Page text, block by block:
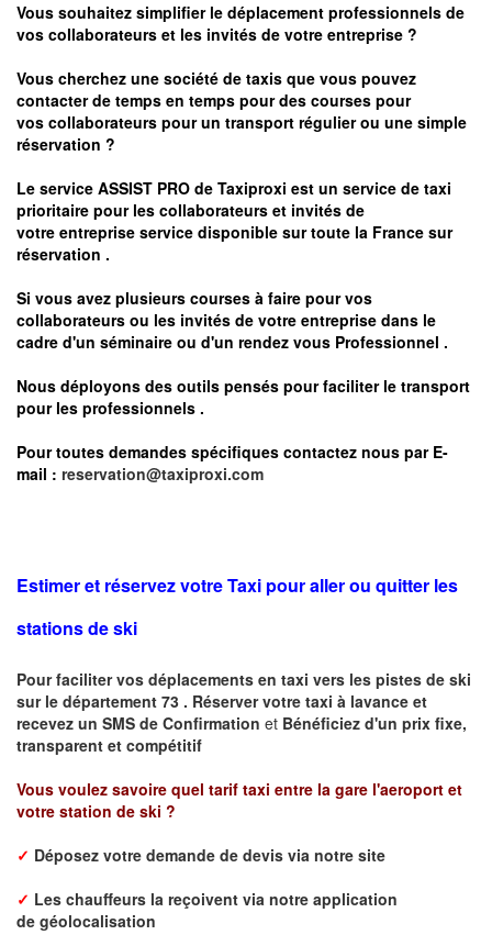
Vous souhaitez simplifier le déplacement professionnels de
vos collaborateurs et les invités de votre entreprise ?
Vous cherchez une société de taxis que vous pouvez
contacter de temps en temps pour des courses pour
vos collaborateurs pour un transport régulierou une simple
réservation ?
Le service ASSIST PRO de Taxiproxi est un service de taxi
prioritaire pour les collaborateurs et invités de
votre entreprise service disponible sur toute la France sur
réservation .
Si vous avez plusieurs courses à faire pour vos
collaborateurs ou les invités de votre entreprise dans le
cadre d'un séminaire ou d'un rendez vous Professionnel .
Nous déployons des outils pensés pour faciliter le transport
pour les professionnels .
Pour toutes demandes spécifiques contactez nous parE-
mail : reservation@taxiproxi.com
Estimer et réservez votre Taxi pour aller ou quitter les
stations de ski
Pour faciliter vos déplacements en taxi vers les pistes de ski
sur le département 73 . Réserver votre taxi à lavance et
recevez un SMS de Confirmation et Bénéficiez d'un prix fixe,
transparent et compétitif
Vous voulez savoire quel tarif taxi entre la gare l'aeroport et
votre station de ski ?
✓ Déposez votre demande de devis via notre site
✓ Les chauffeurs la reçoivent via notre application
de géolocalisation